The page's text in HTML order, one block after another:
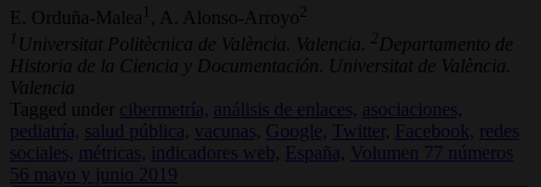
E. Orduña-Malea 1 , A. Alonso-Arroyo
1 Universitat Politècnica de València. Valencia. 2 Departamento de
Historia de la Ciencia y Documentación. Universitat de València.
Valencia
Tagged under
cibermetría, análisis de enlaces, asociaciones,
pediatría, salud pública, vacunas, Google, Twitter, Facebook,
redes
sociales,
métricas, indicadores web, España,
Volumen 77 números
56 mayo y junio 2019